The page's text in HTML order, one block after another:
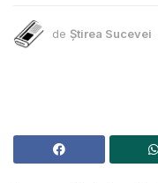
de Știrea Sucevei